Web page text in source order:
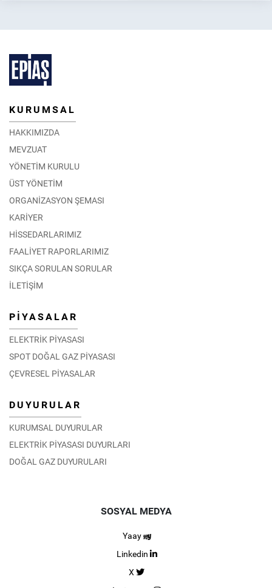
KURUMSAL
HAKKIMIZDA
MEVZUAT
YÖNETİM KURULU
ÜST YÖNETİM
ORGANİZASYON ŞEMASI
KARİYER
HİSSEDARLARIMIZ
FAALİYET RAPORLARIMIZ
SIKÇA SORULAN SORULAR
İLETİŞİM
PİYASALAR
ELEKTRİK PİYASASI
SPOT DOĞAL GAZ PİYASASI
ÇEVRESEL PİYASALAR
DUYURULAR
KURUMSAL DUYURULAR
ELEKTRİK PİYASASI DUYURLARI
DOĞAL GAZ DUYURULARI
SOSYAL MEDYA
Yaay
Linkedin
X